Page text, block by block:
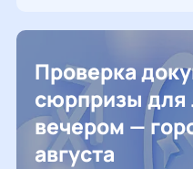
Проверка
сюрпризы
вечером —
августа